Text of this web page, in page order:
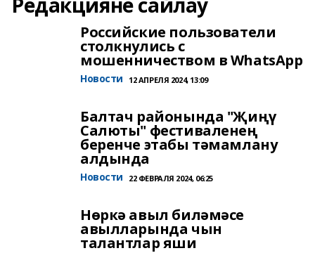
Российские пользователи
столкнулись с
мошенничеством в WhatsApp
Новости 12 АПРЕЛЯ 2024, 13:09
Балтач районында "Җиңү
Салюты" фестиваленең
беренче этабы тәмамлану
алдында
Новости 22 ФЕВРАЛЯ 2024, 06:25
Нөркә авыл биләмәсе
авылларында чын
талантлар яши